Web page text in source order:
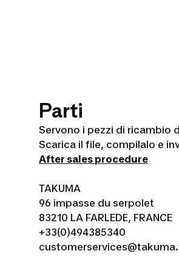
Parti
Servono i pezzi di ricambio
Scarica il file, compilalo e
After sales procedure
TAKUMA
96 impasse du serpolet
83210 LA FARLEDE, FRANCE
+33(0)494385340